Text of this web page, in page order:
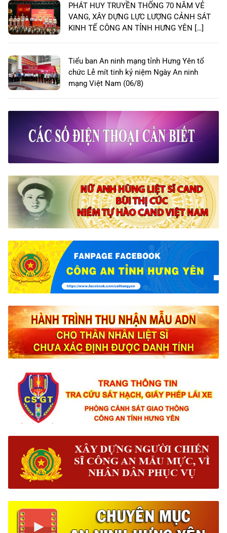
PHÁT HUY TRUYỀN THỐNG 70 NĂM VẺ
VANG, XÂY DỰNG LỰC LƯỢNG CẢNH SÁT
KINH TẾ CÔNG AN TỈNH HƯNG YÊN […]
Tiểu ban An ninh mạng tỉnh Hưng Yên tổ
chức Lễ mít tinh kỷ niệm Ngày An ninh
mạng Việt Nam (06/8)